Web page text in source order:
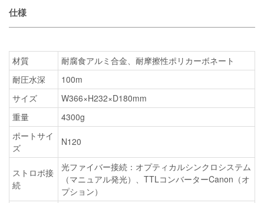
仕様
材質
耐腐食アルミ合金、耐摩擦性ポリカーボネート
耐圧水深
100m
サイズ
W366×H232×D180mm
重量
4300g
ポートサイ
ズ
N120
ストロボ接
続
光ファイバー接続：オプティカルシンクロシステム
（マニュアル発光）、TTLコンバーターCanon（オ
プション）